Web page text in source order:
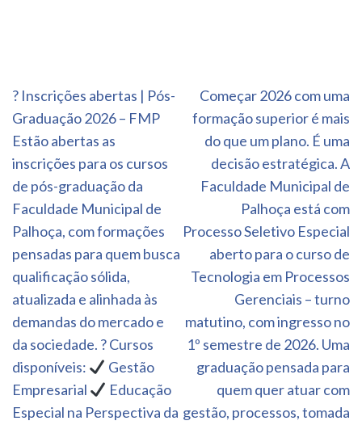
Navegação
de
Post
? Inscrições abertas | Pós-
Graduação 2026 – FMP
Estão abertas as
inscrições para os cursos
de pós-graduação da
Faculdade Municipal de
Palhoça, com formações
pensadas para quem busca
qualificação sólida,
atualizada e alinhada às
demandas do mercado e
da sociedade. ? Cursos
disponíveis:
Gestão
Empresarial
Educação
Especial na Perspectiva da
Começar 2026 com uma
formação superior é mais
do que um plano. É uma
decisão estratégica. A
Faculdade Municipal de
Palhoça está com
Processo Seletivo Especial
aberto para o curso de
Tecnologia em Processos
Gerenciais – turno
matutino, com ingresso no
1º semestre de 2026. Uma
graduação pensada para
quem quer atuar com
gestão, processos, tomada